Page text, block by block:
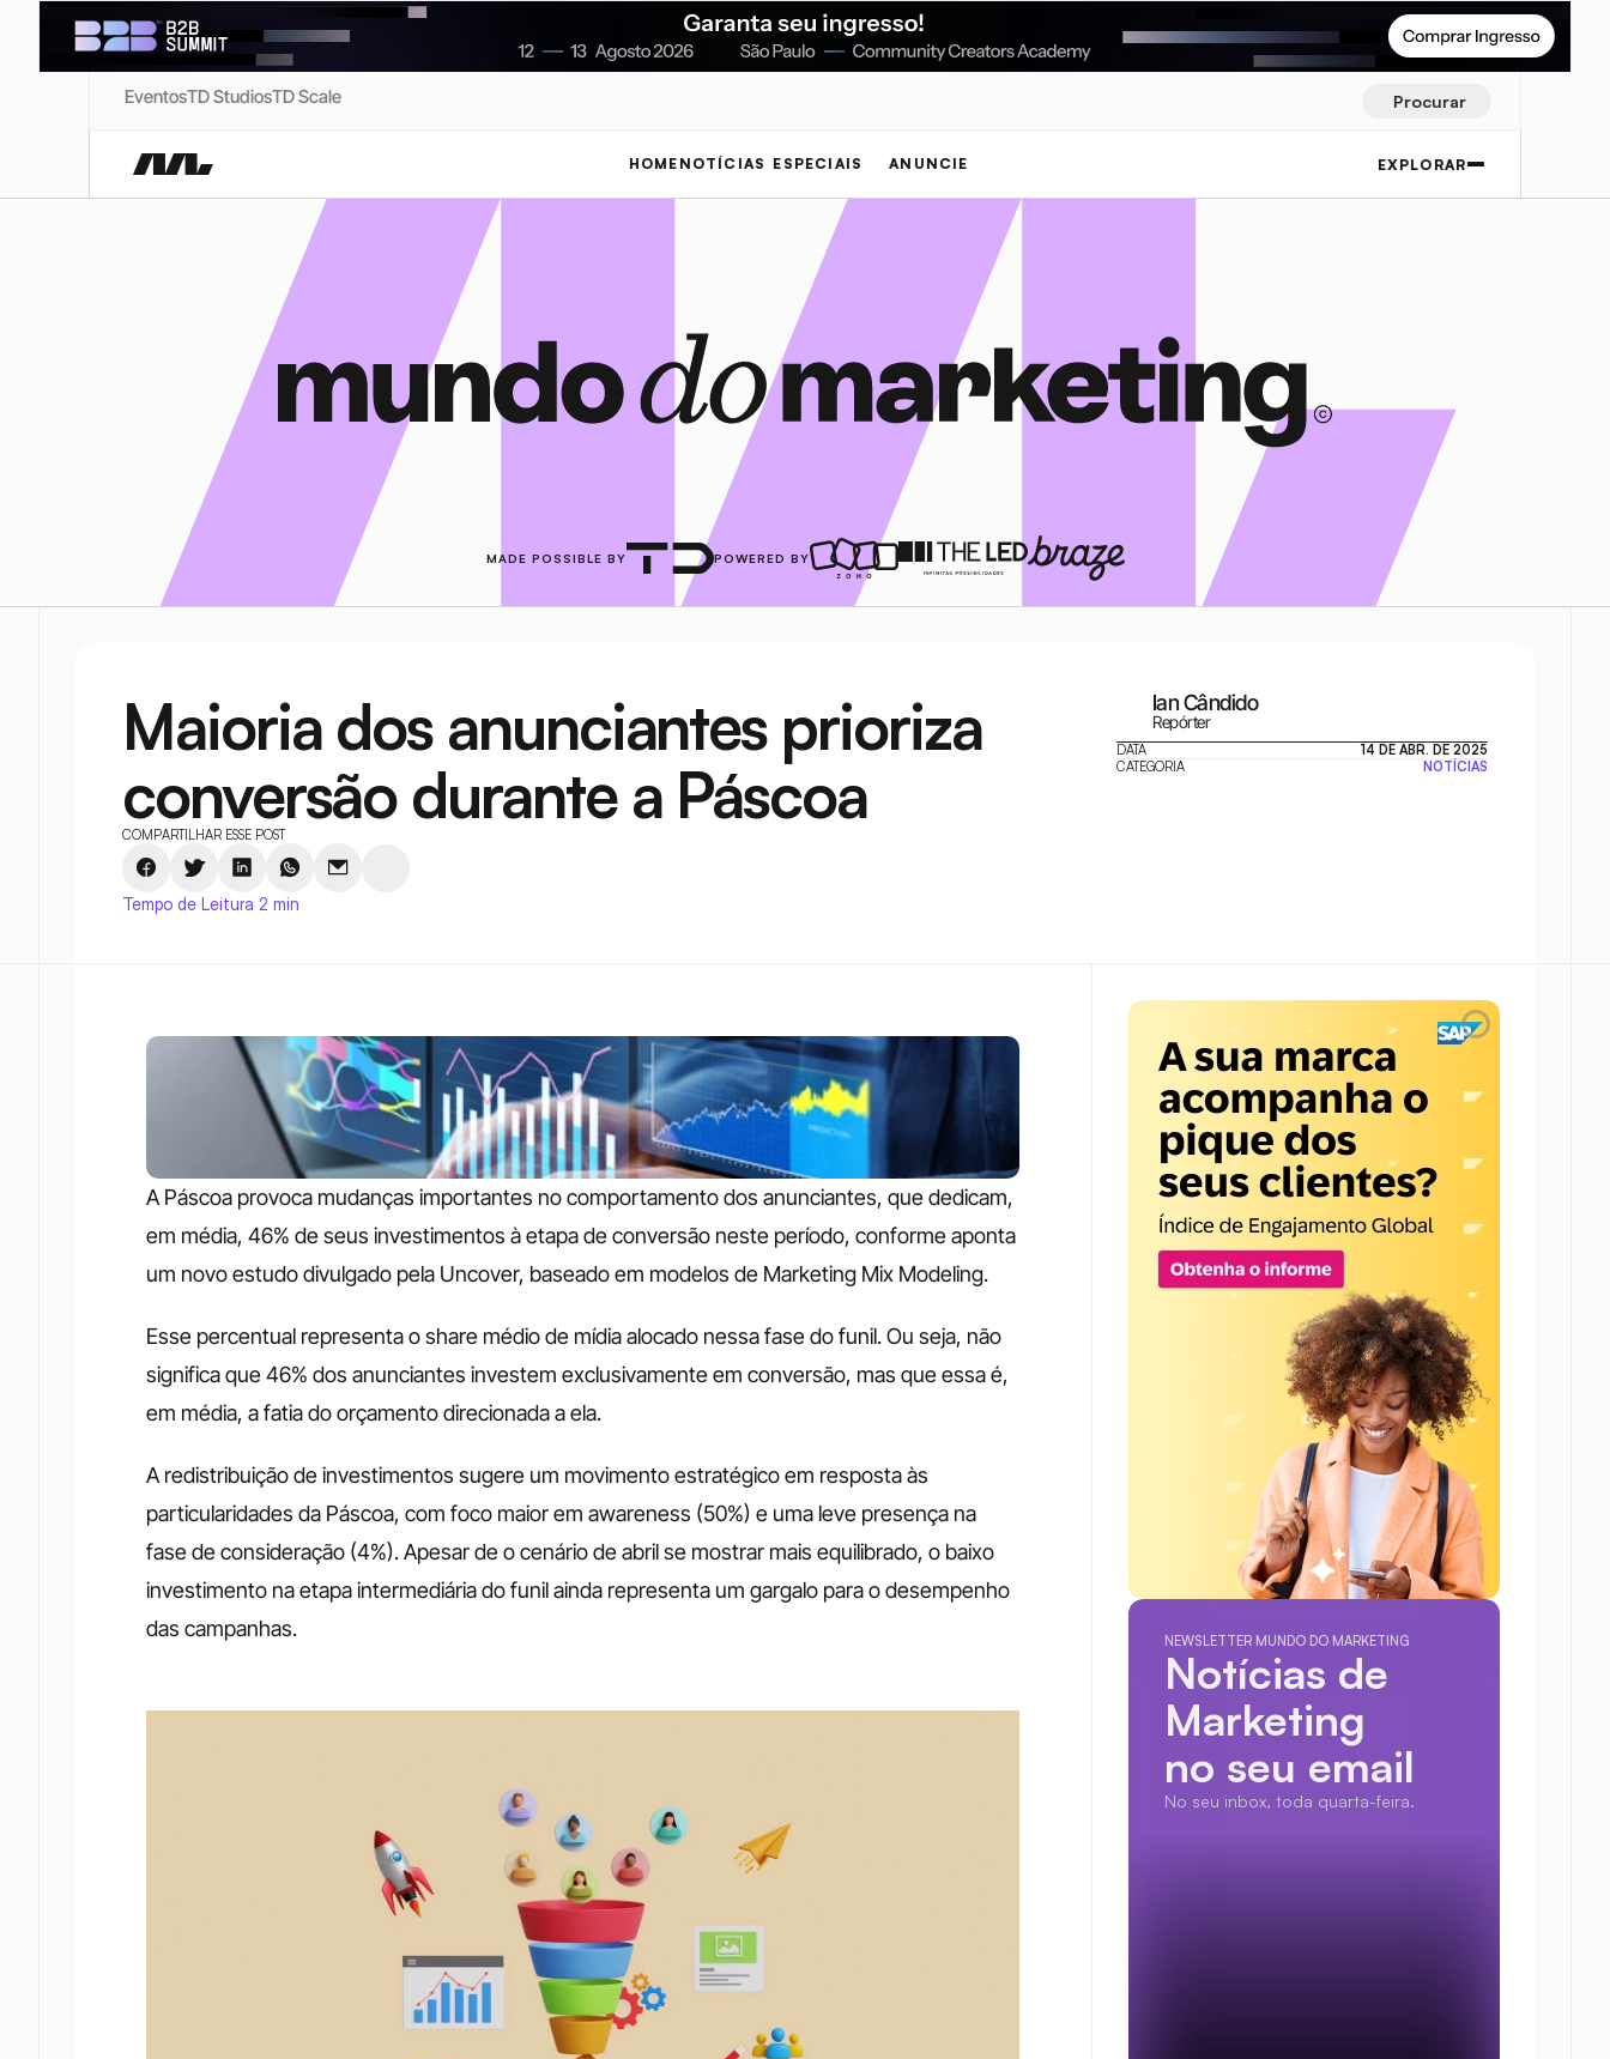
EventosTD StudiosTD Scale Procurar
HOME NOTÍCIAS ESPECIAIS ANUNCIE EXPLORAR
MADE POSSIBLE BY POWERED BY
Maioria dos anunciantes prioriza
conversão durante a Páscoa
COMPARTILHAR ESSE POST
Tempo de Leitura 2 min
Ian Cândido
Repórter
DATA
14 DE ABR. DE 2025
CATEGORIA
NOTÍCIAS
A Páscoa provoca mudanças importantes no comportamento dos anunciantes, que dedicam,
em média, 46% de seus investimentos à etapa de conversão neste período, conforme aponta
um novo estudo divulgado pela Uncover, baseado em modelos de Marketing Mix Modeling.
Esse percentual representa o share médio de mídia alocado nessa fase do funil. Ou seja, não
significa que 46% dos anunciantes investem exclusivamente em conversão, mas que essa é,
em média, a fatia do orçamento direcionada a ela.
A redistribuição de investimentos sugere um movimento estratégico em resposta às
particularidades da Páscoa, com foco maior em awareness (50%) e uma leve presença na
fase de consideração (4%). Apesar de o cenário de abril se mostrar mais equilibrado, o baixo
investimento na etapa intermediária do funil ainda representa um gargalo para o desempenho
das campanhas.
NEWSLETTER MUNDO DO MARKETING
Notícias de
Marketing
no seu email
No seu inbox, toda quarta-feira.